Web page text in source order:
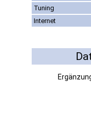
Tuning
Internet